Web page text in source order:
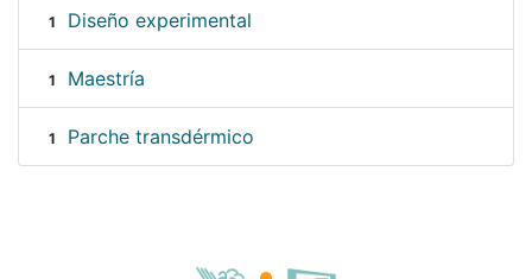
1 Diseño experimental
1 Maestría
1 Parche transdérmico